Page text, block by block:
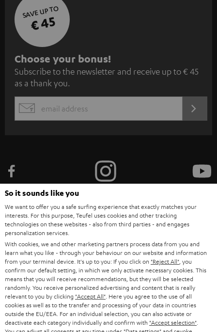
SAVE UP TO
€ 45
S
u
b
s
c
e
t
o
n
e
w
s
l
e
t
t
Choose your bonus!
Subscribe to the newsletter and receive up to € 45
as a thank you.
EMAIL
Categories
HOME CINEMA
SPEAKER PACKAGES
SOUNDBARS
STEREO
SMART HOME
Company
SUPPORT
CAREER
PRESS
Teufel Online Shops
GERMANY
AUSTRIA
So it sounds like you
We want to offer you a safe surfing experience that exactly matches your
interests. For this purpose, Teufel uses cookies and other tracking
technologies on these websites - also from third parties - and engages
personalization services.
With cookies, we and other marketing partners process data from you and
learn what you like - through your behaviour on our website and information
from your terminal device. It's up to you: If you click on "Reject All" , you
confirm our default setting, in which we only activate necessary cookies. This
means that you will receive recommendations, but they will be selected
randomly. You receive personalized advertising and content that is really
relevant to you by clicking "Accept All" . Here you agree to the use of all
cookies as well as to the transfer and processing of your data in countries
outside the EU/EEA. For an individual selection, you can also activate or
deactivate each category individually and confirm with "Accept selection"